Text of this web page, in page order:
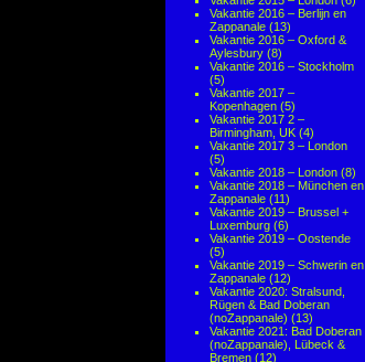
Vakantie 2016 – Berlijn en
Zappanale (13)
Vakantie 2016 – Oxford &
Aylesbury (8)
Vakantie 2016 – Stockholm
(5)
Vakantie 2017 –
Kopenhagen (5)
Vakantie 2017 2 –
Birmingham, UK (4)
Vakantie 2017 3 – London
(5)
Vakantie 2018 – London (8)
Vakantie 2018 – München en
Zappanale (11)
Vakantie 2019 – Brussel +
Luxemburg (6)
Vakantie 2019 – Oostende
(5)
Vakantie 2019 – Schwerin en
Zappanale (12)
Vakantie 2020: Stralsund,
Rügen & Bad Doberan
(noZappanale) (13)
Vakantie 2021: Bad Doberan
(noZappanale), Lübeck &
Bremen (12)